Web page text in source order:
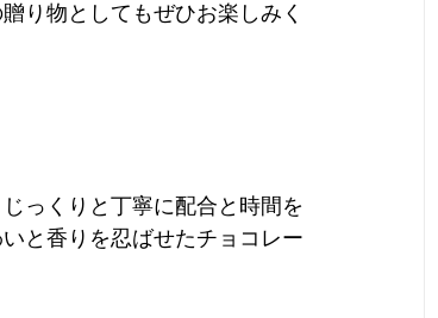
り物としてもぜひお楽しみく
っくりと丁寧に配合と時間を
と香りを忍ばせたチョコレー